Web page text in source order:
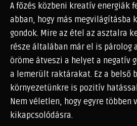
A főzés közbeni kreatív energiák
abban, hogy más megvilágításba
gondok. Mire az étel az asztalra
része általában már el is párolog
öröme átveszi a helyet a negatív
a lemerült raktárakat. Ez a belső
környezetünkre is pozitív
Nem véletlen, hogy egyre többen
kikapcsolódásra.